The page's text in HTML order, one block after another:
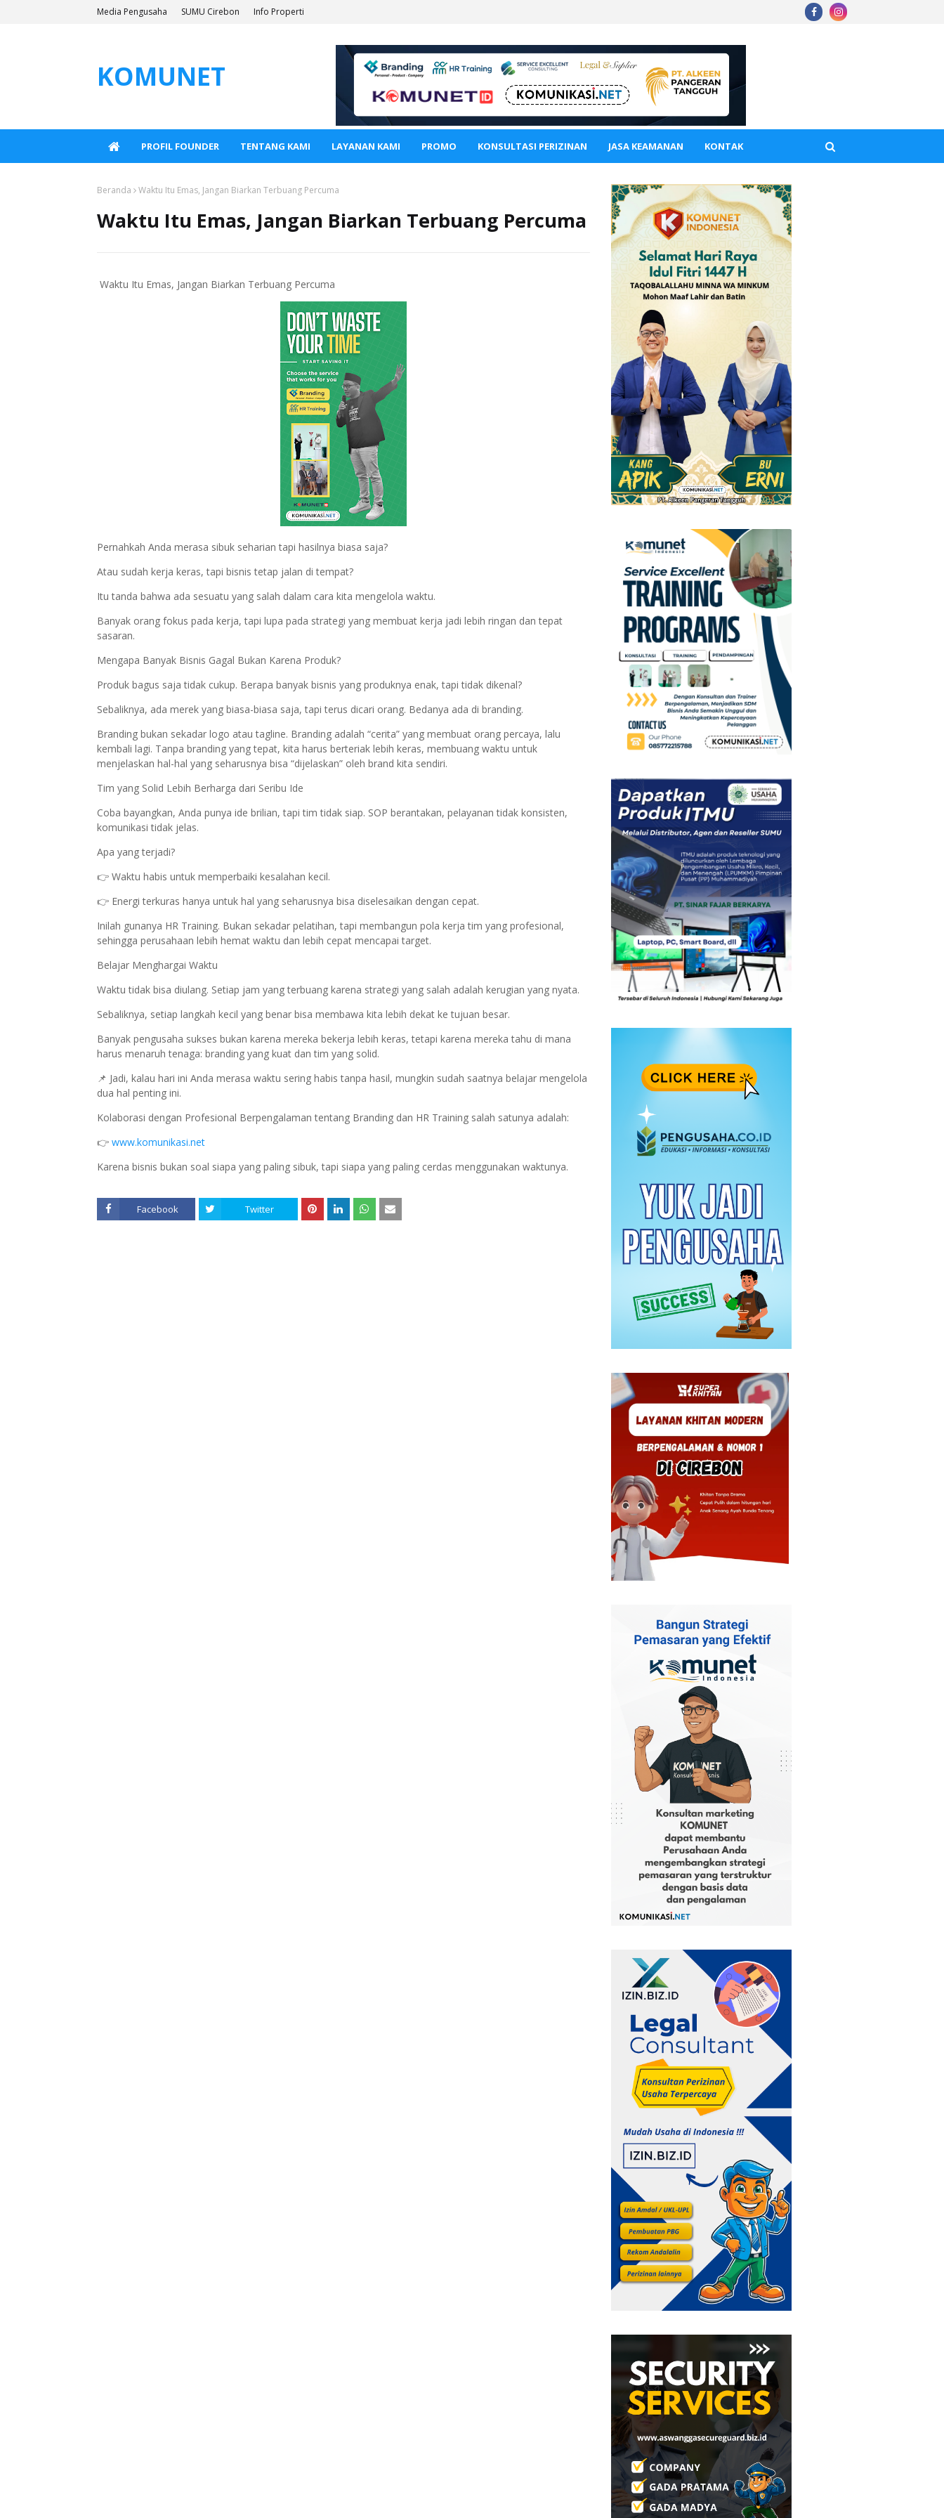
Media Pengusaha SUMU Cirebon Info Properti
KOMUNET
PROFIL FOUNDER TENTANG KAMI LAYANAN KAMI PROMO KONSULTASI PERIZINAN JASA KEAMANAN KONTAK
Beranda Waktu Itu Emas, Jangan Biarkan Terbuang Percuma
Waktu Itu Emas, Jangan Biarkan Terbuang Percuma
Waktu Itu Emas, Jangan Biarkan Terbuang Percuma
Pernahkah Anda merasa sibuk seharian tapi hasilnya biasa saja?
Atau sudah kerja keras, tapi bisnis tetap jalan di tempat?
Itu tanda bahwa ada sesuatu yang salah dalam cara kita mengelola waktu.
Banyak orang fokus pada kerja, tapi lupa pada strategi yang membuat kerja jadi lebih ringan dan tepat
sasaran.
Mengapa Banyak Bisnis Gagal Bukan Karena Produk?
Produk bagus saja tidak cukup. Berapa banyak bisnis yang produknya enak, tapi tidak dikenal?
Sebaliknya, ada merek yang biasa-biasa saja, tapi terus dicari orang. Bedanya ada di branding.
Branding bukan sekadar logo atau tagline. Branding adalah “cerita” yang membuat orang percaya, lalu
kembali lagi. Tanpa branding yang tepat, kita harus berteriak lebih keras, membuang waktu untuk
menjelaskan hal-hal yang seharusnya bisa “dijelaskan” oleh brand kita sendiri.
Tim yang Solid Lebih Berharga dari Seribu Ide
Coba bayangkan, Anda punya ide brilian, tapi tim tidak siap. SOP berantakan, pelayanan tidak konsisten,
komunikasi tidak jelas.
Apa yang terjadi?
👉 Waktu habis untuk memperbaiki kesalahan kecil.
👉 Energi terkuras hanya untuk hal yang seharusnya bisa diselesaikan dengan cepat.
Inilah gunanya HR Training. Bukan sekadar pelatihan, tapi membangun pola kerja tim yang profesional,
sehingga perusahaan lebih hemat waktu dan lebih cepat mencapai target.
Belajar Menghargai Waktu
Waktu tidak bisa diulang. Setiap jam yang terbuang karena strategi yang salah adalah kerugian yang nyata.
Sebaliknya, setiap langkah kecil yang benar bisa membawa kita lebih dekat ke tujuan besar.
Banyak pengusaha sukses bukan karena mereka bekerja lebih keras, tetapi karena mereka tahu di mana
harus menaruh tenaga: branding yang kuat dan tim yang solid.
📌 Jadi, kalau hari ini Anda merasa waktu sering habis tanpa hasil, mungkin sudah saatnya belajar mengelola
dua hal penting ini.
Kolaborasi dengan Profesional Berpengalaman tentang Branding dan HR Training salah satunya adalah:
👉 www.komunikasi.net
Karena bisnis bukan soal siapa yang paling sibuk, tapi siapa yang paling cerdas menggunakan waktunya.
Facebook Twitter